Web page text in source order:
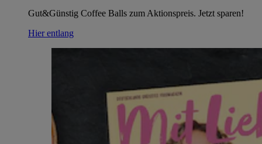
Gut&Günstig Coffee Balls zum Aktionspreis. Jetzt sparen!
Hier entlang